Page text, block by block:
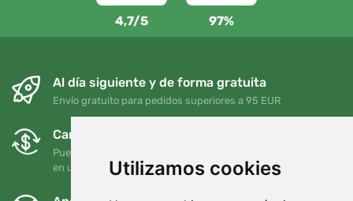
Utilizamos cookies
4,7/5 97%
Al día siguiente y de forma gratuita
Envío gratuito para pedidos superiores a 95 EUR
Cambios y devoluciones gratuitos
Puede devolver o cambiar su pedido en cualquier momento
en un plazo de 90 días